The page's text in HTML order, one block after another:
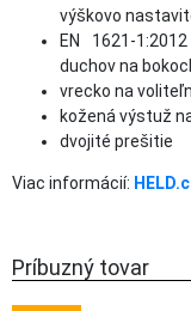
výškovo
EN 1621-
duchov na
vrecko na
kožená výstuž
dvojité prešitie
Viac informácií:
Príbuzný tovar